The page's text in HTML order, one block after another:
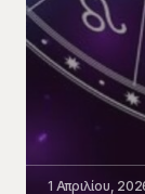
1 Απριλίου,